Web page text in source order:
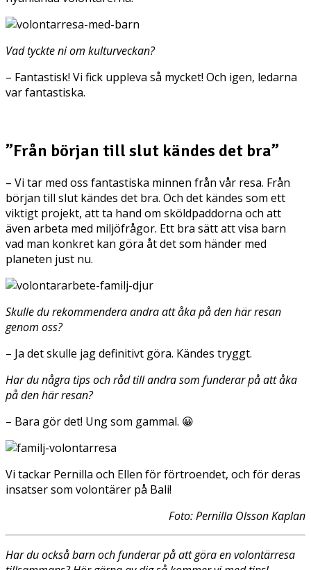
Vad tyckte ni om kulturveckan?
– Fantastisk! Vi fick uppleva så mycket! Och igen, ledarna
var fantastiska.
”Från början till slut kändes det bra”
– Vi tar med oss fantastiska minnen från vår resa. Från
början till slut kändes det bra. Och det kändes som ett
viktigt projekt, att ta hand om sköldpaddorna och att
även arbeta med miljöfrågor. Ett bra sätt att visa barn
vad man konkret kan göra åt det som händer med
planeten just nu.
Skulle du rekommendera andra att åka på den här resan
genom oss?
– Ja det skulle jag definitivt göra. Kändes tryggt.
Har du några tips och råd till andra som funderar på att åka
på den här resan?
– Bara gör det! Ung som gammal. 😀
Vi tackar Pernilla och Ellen för förtroendet, och för deras
insatser som volontärer på Bali!
Foto: Pernilla Olsson Kaplan
Har du också barn och funderar på att göra en volontärresa